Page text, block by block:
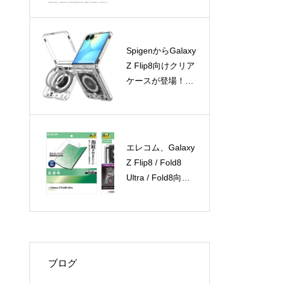
SpigenからGalaxy
Z Flip8向けクリア
ケースが登場！
エレコム、Galaxy
Z Flip8 / Fold8
Ultra / Fold8向け
ブログ